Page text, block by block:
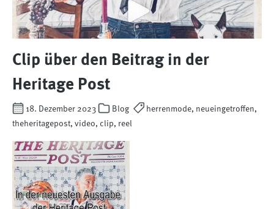
Clip über den Beitrag in der
Heritage Post
18. Dezember 2023 Blog
herrenmode, neueingetroffen,
theheritagepost, video, clip, reel